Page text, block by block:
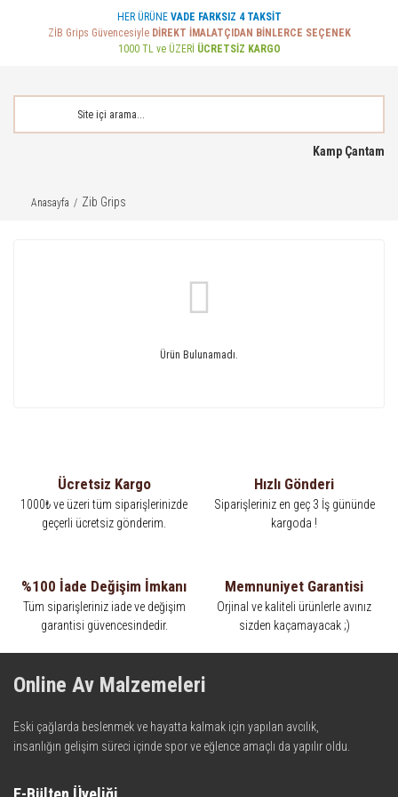
HER ÜRÜNE VADE FARKSIZ 4 TAKSİT
ZİB Grips Güvencesiyle DİREKT İMALATÇIDAN BİNLERCE SEÇENEK
1000 TL ve ÜZERİ ÜCRETSİZ KARGO
Kamp Çantam
Anasayfa Zib Grips
Ürün Bulunamadı.
Ücretsiz Kargo
1000₺ ve üzeri tüm siparişlerinizde
geçerli ücretsiz gönderim.
Hızlı Gönderi
Siparişleriniz en geç 3 İş gününde
kargoda !
%100 İade Değişim İmkanı
Tüm siparişleriniz iade ve değişim
garantisi güvencesindedir.
Memnuniyet Garantisi
Orjinal ve kaliteli ürünlerle avınız
sizden kaçamayacak ;)
Online Av Malzemeleri
Eski çağlarda beslenmek ve hayatta kalmak için yapılan avcılık,
insanlığın gelişim süreci içinde spor ve eğlence amaçlı da yapılır oldu.
teknolojinin dokunuşuyla av malzemelerinde en iyisini meydana